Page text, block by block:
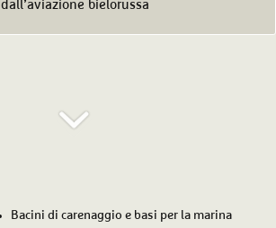
dall’aviazione bielorussa
Bacini di carenaggio e basi per la marina